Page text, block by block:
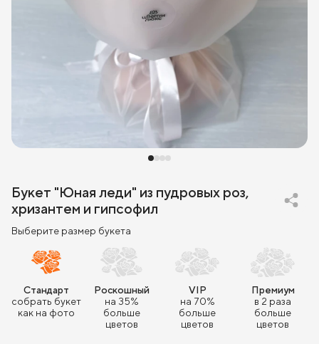
Букет "Юная леди" из пудровых роз,
хризантем и гипсофил
Выберите размер букета
Стандарт
собрать букет
как на фото
Роскошный
на 35%
больше
цветов
VIP
на 70%
больше
цветов
Премиум
в 2 раза
больше
цветов